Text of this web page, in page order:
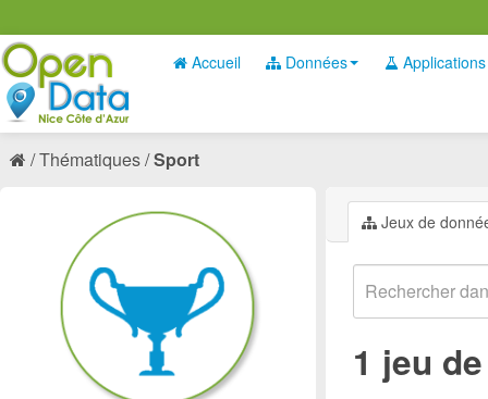
Accueil Données Applications
Thématiques Sport
Jeux de
1 jeu